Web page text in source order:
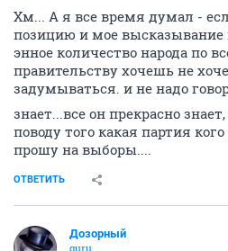
Хм... А я все время думал -
позицию и мое высказывание
энное количество народа по
правительству хочешь не
задумываться. и не надо
знает...все он прекрасно
поводу того какая партия
прошу на выборы....
ОТВЕТИТЬ
Дозорный
guru